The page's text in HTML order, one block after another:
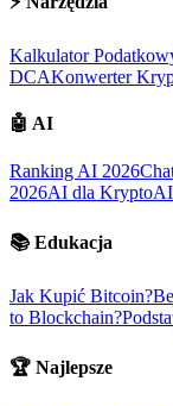
Kalkulator
DCAKonwerter
🤖 AI
Ranking AI 2026
2026AI dla Krypto
📚 Edukacja
Jak Kupić Bitcoin?
to Blockchain?
🏆 Najlepsze